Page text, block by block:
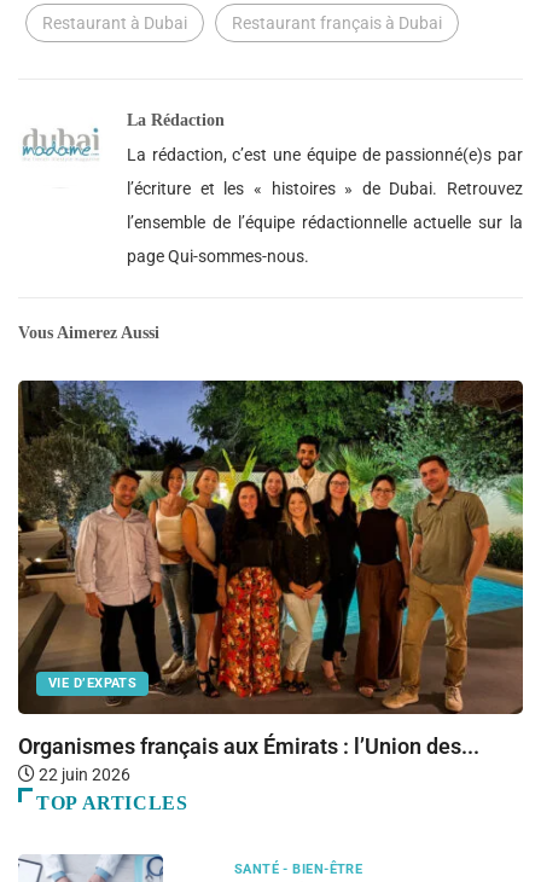
Restaurant à Dubai Restaurant français à Dubai
La Rédaction
La rédaction, c’est une équipe de passionné(e)s par
l’écriture et les « histoires » de Dubai. Retrouvez
l’ensemble de l’équipe rédactionnelle actuelle sur la
page Qui-sommes-nous.
Vous Aimerez Aussi
VIE D’EXPATS
Organismes français aux Émirats : l’Union des...
22 juin 2026
TOP ARTICLES
SANTÉ - BIEN-ÊTRE